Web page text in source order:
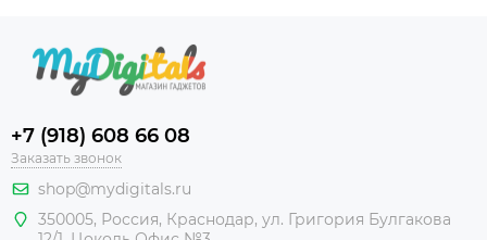
+7 (918) 608 66 08
Заказать звонок
shop@mydigitals.ru
350005, Россия, Краснодар, ул. Григория Булгакова